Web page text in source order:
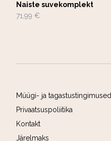
Naiste suvekomplekt
71,99 €
Müügi- ja tagastustingimused
Privaatsuspoliitika
Kontakt
Järelmaks